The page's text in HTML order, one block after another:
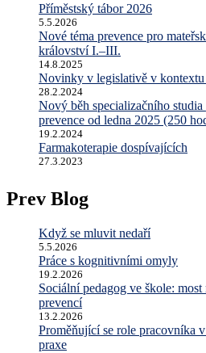
Příměstský tábor 2026
5.5.2026
Nové téma prevence pro
království I.–III.
14.8.2025
Novinky v legislativě v
28.2.2024
Nový běh specializačního
prevence od ledna 2025 (250
19.2.2024
Farmakoterapie dospívajících
27.3.2023
Prev Blog
Když se mluvit nedaří
5.5.2026
Práce s kognitivními omyly
19.2.2026
Sociální pedagog ve škole:
prevencí
13.2.2026
Proměňující se role pracovníka
praxe